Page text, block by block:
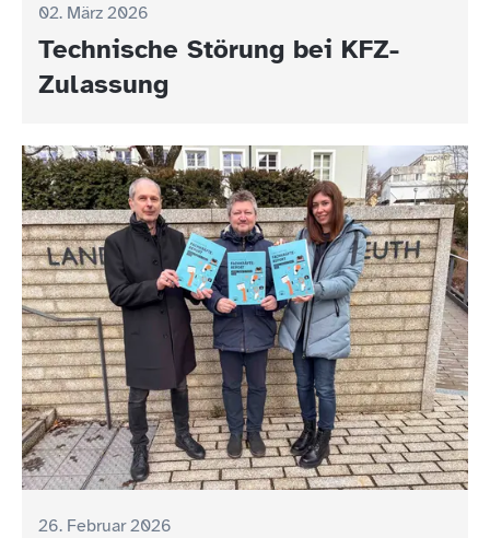
02. März 2026
Technische Störung bei KFZ-
Zulassung
26. Februar 2026